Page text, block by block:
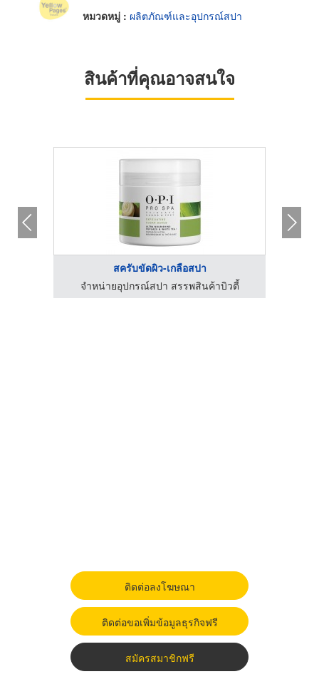
หมวดหมู่ : ผลิตภัณฑ์และอุปกรณ์สปา
สินค้าที่คุณอาจสนใจ
สครับขัดผิว-เกลือสปา
จำหน่ายอุปกรณ์สปา สรรพสินค้าบิวตี้
ติดต่อลงโฆษณา
ติดต่อขอเพิ่มข้อมูลธุรกิจฟรี
สมัครสมาชิกฟรี